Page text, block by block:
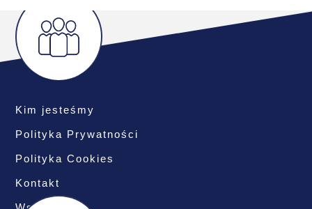
Kim jesteśmy
Polityka Prywatności
Polityka Cookies
Kontakt